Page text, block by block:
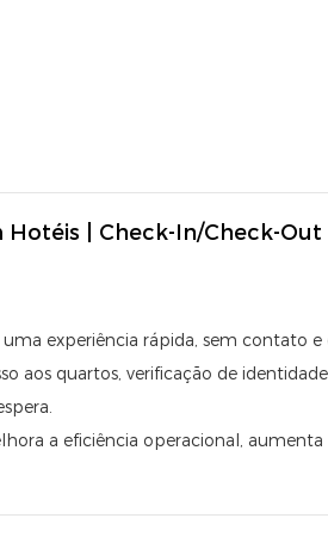
| Check-In/check-
experiência rápida, sem contato e
aos quartos, verificação de
a eficiência operacional, aumenta